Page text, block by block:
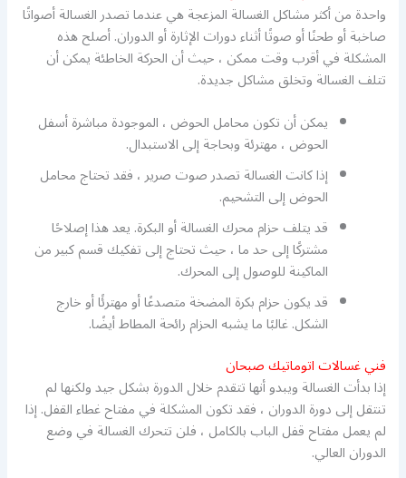
واحدة من أكثر مشاكل الغسالة المزعجة هي عندما تصدر الغسالة أصواتًا
صاخبة أو طحنًا أو صوتًا أثناء دورات الإثارة أو الدوران. أصلح هذه
المشكلة في أقرب وقت ممكن ، حيث أن الحركة الخاطئة يمكن أن
تتلف الغسالة وتخلق مشاكل جديدة.
يمكن أن تكون محامل الحوض ، الموجودة مباشرة أسفل
الحوض ، مهترئة وبحاجة إلى الاستبدال.
إذا كانت الغسالة تصدر صوت صرير ، فقد تحتاج محامل
الحوض إلى التشحيم.
قد يتلف حزام محرك الغسالة أو البكرة. يعد هذا إصلاحًا
مشتركًا إلى حد ما ، حيث تحتاج إلى تفكيك قسم كبير من
الماكينة للوصول إلى المحرك.
قد يكون حزام بكرة المضخة متصدعًا أو مهترئًا أو خارج
الشكل. غالبًا ما يشبه الحزام رائحة المطاط أيضًا.
فني غسالات اتوماتيك صبحان
إذا بدأت الغسالة ويبدو أنها تتقدم خلال الدورة بشكل جيد ولكنها لم
تنتقل إلى دورة الدوران ، فقد تكون المشكلة في مفتاح غطاء القفل. إذا
لم يعمل مفتاح قفل الباب بالكامل ، فلن تتحرك الغسالة في وضع
الدوران العالي.